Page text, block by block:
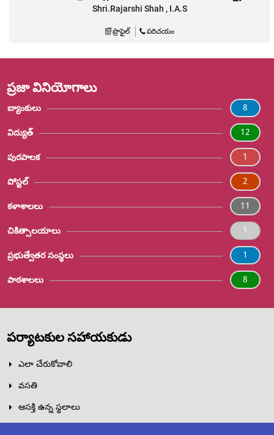
Shri.Rajarshi Shah , I.A.S
ప్రొఫైల్ పరిచయం
ప్రజా వినియోగాలు
8
బ్యాంకులు
12
విద్యుత్
1
పురపాలక
2
పోస్టల్
11
కళాశాలలు
1
చికిత్సాలయాలు
1
ప్రభుత్వేతర సంస్థలు
8
పాఠశాలలు
పర్యాటకుల సహాయకుడు
ఎలా చేరుకోవాలి
వసతి
ఆసక్తి ఉన్న స్థలాలు